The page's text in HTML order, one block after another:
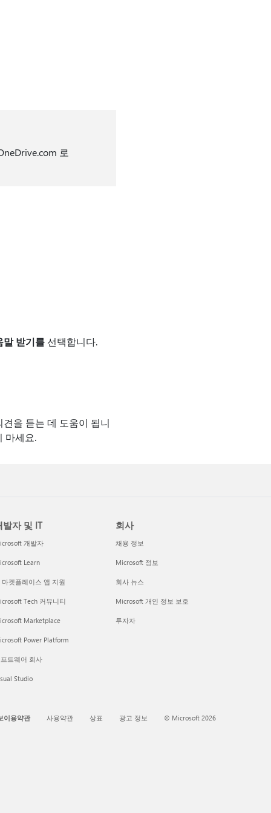
로
말 받기를선택합니다.
을 듣는 데 도움이 됩니
마세요.
발자 및 IT
개발자
Learn
마켓플레이스 앱 지원
Tech 커뮤니티
Marketplace
Power Platform
트웨어 회사
Studio
회사
채용 정보
Microsoft 정보
회사 뉴스
Microsoft 개인 정보 보호
투자자
이용약관 사용약관 상표 광고 정보 © Microsoft 2026